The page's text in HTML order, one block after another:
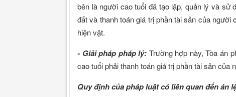
bên là người cao tuổi đã tạo lập, quản lý và sử
đất và thanh toán giá trị phần tài sản của
hiện vật.
- Giải pháp pháp lý: Trường hợp này, Tòa án
cao tuổi phải thanh toán giá trị phần tài sản của
Quy định của pháp luật có liên quan đến án